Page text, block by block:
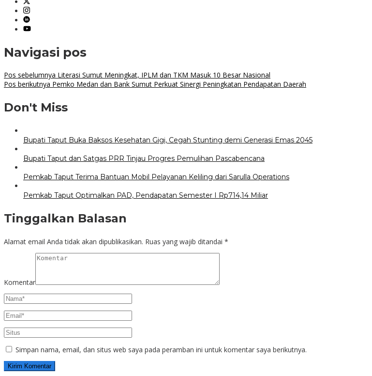
Navigasi pos
Pos sebelumnya Literasi Sumut Meningkat, IPLM dan TKM Masuk 10 Besar Nasional
Pos berikutnya Pemko Medan dan Bank Sumut Perkuat Sinergi Peningkatan Pendapatan Daerah
Don't Miss
Bupati Taput Buka Baksos Kesehatan Gigi, Cegah Stunting demi Generasi Emas 2045
Bupati Taput dan Satgas PRR Tinjau Progres Pemulihan Pascabencana
Pemkab Taput Terima Bantuan Mobil Pelayanan Keliling dari Sarulla Operations
Pemkab Taput Optimalkan PAD, Pendapatan Semester I Rp714,14 Miliar
Tinggalkan Balasan
Alamat email Anda tidak akan dipublikasikan. Ruas yang wajib ditandai *
Komentar
Simpan nama, email, dan situs web saya pada peramban ini untuk komentar saya berikutnya.